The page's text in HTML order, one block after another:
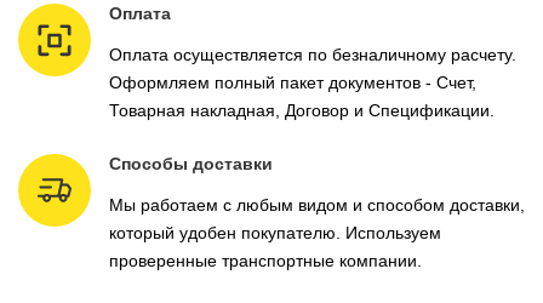
Оплата
Оплата осуществляется по безналичному расчету.
Оформляем полный пакет документов - Счет,
Товарная накладная, Договор и Спецификации.
Способы доставки
Мы работаем с любым видом и способом доставки,
который удобен покупателю. Используем
проверенные транспортные компании.